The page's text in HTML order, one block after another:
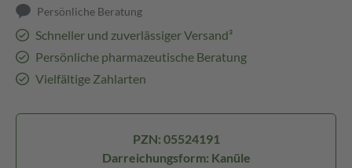
Persönliche Beratung
Schneller und zuverlässiger Versand³
Persönliche pharmazeutische Beratung
Vielfältige Zahlarten
PZN: 05524191
Darreichungsform: Kanüle